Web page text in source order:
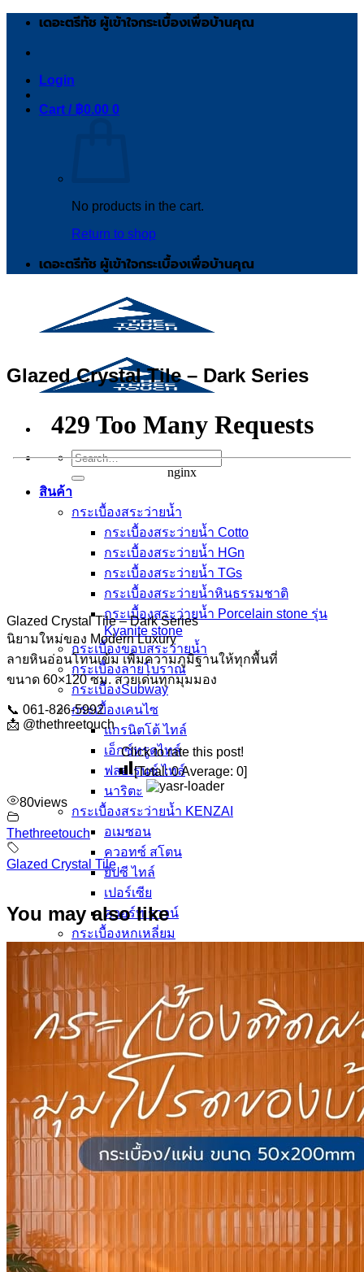
Skip
content
เดอะตรีทัช ผู้เข้าใจกระเบื้องเพื่อบ้านคุณ
Login
Cart / ฿0.00 0
No products in the cart.
Return to shop
เดอะตรีทัช ผู้เข้าใจกระเบื้องเพื่อบ้านคุณ
Search
for:
สินค้า
กระเบื้องสระว่ายนํ้า
กระเบื้องสระว่ายน้ำ Cotto
กระเบื้องสระว่ายน้ำ HGn
กระเบื้องสระว่ายน้ำ TGs
กระเบื้องสระว่ายน้ำหินธรรมชาติ
กระเบื้องสระว่ายนํ้า Porcelain stone รุ่น
Kyanite stone
กระเบื้องขอบสระว่ายน้ำ
กระเบื้องลายโบราณ
กระเบื้องSubway
กระเบื้องเคนไซ
แกรนิตโต้ ไทล์
เอ็กซ์ทรูดไทล์
ฟลอเรนซ์ ไทล์
นาริตะ
กระเบื้องสระว่ายน้ำ KENZAI
อเมซอน
ควอทซ์ สโตน
ยิปซี ไทล์
เปอร์เซีย
ควอร์ท ราวน์
กระเบื้องหกเหลี่ยม
อ่างล้างหน้าเซรามิค
ปูนกาวยาเเนวจระเข้
ปูนกาวยาเเนวเวเบอร์
ผลงานกระเบื้อง
กระเบื้องเลียนแบบหินธรรมชาติ
ผลงานกระเบื้องลายโบราณ
ผลงานกระเบื้องสระว่ายนํ้า
กระเบื้องลายไม้
กระเบื้องลายหินอ่อน
คอนกรีตบล็อก
กระเบื้องเคนไซ
กระเบื้องพอร์ชเลน เลียนเเบบหินธรรมชาติ
Catalog
คำนวณกระเบื้อง
โปรโมชั่นกระเบื้อง
Glazed Crystal Tile – Dark Series
Glazed Crystal Tile – Dark Series
นิยามใหม่ของ Modern Luxury
ลายหินอ่อนโทนเข้ม เพิ่มความภูมิฐานให้ทุกพื้นที่
ขนาด 60×120 ซม. สวยเด่นทุกมุมมอง
📞 061-826-5992
📩 @thethreetouch
Click to rate this post!
[Total:0Average: 0]
80views
Thethreetouch
Glazed Crystal Tile
You may also like